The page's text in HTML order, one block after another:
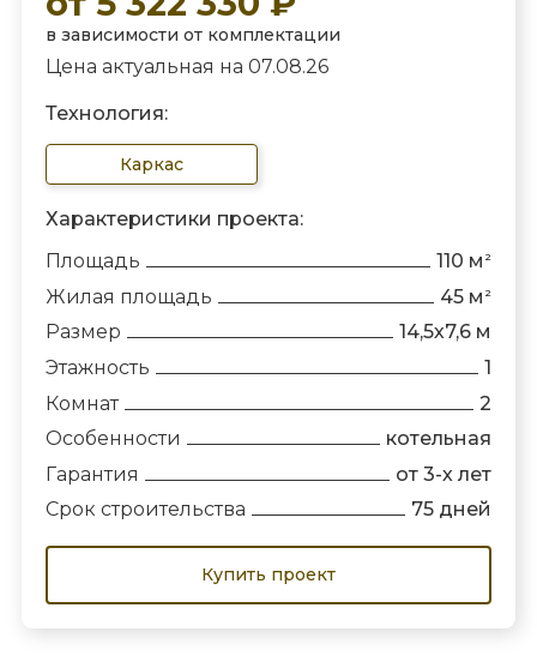
в зависимости от комплектации
Цена актуальная на 07.08.26
Технология:
Каркас
Характеристики проекта:
Площадь
110 м 2
Жилая площадь 45 м 2
Размер
14,5х7,6 м
Этажность
1
Комнат
2
Особенности
котельная
Гарантия
от 3-х лет
Срок строительства
75 дней
Купить проект